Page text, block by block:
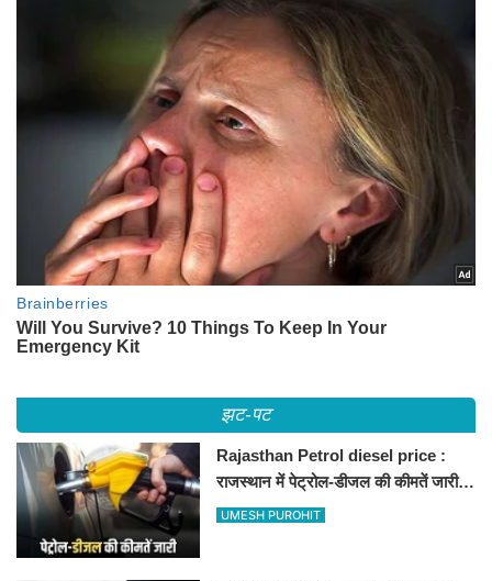
झट-पट
Rajasthan Petrol diesel price :
राजस्थान में पेट्रोल-डीजल की कीमतें जारी,
जानिए बीकानेर समेत पुरे प्रदेश में नए रेट
UMESH PUROHIT